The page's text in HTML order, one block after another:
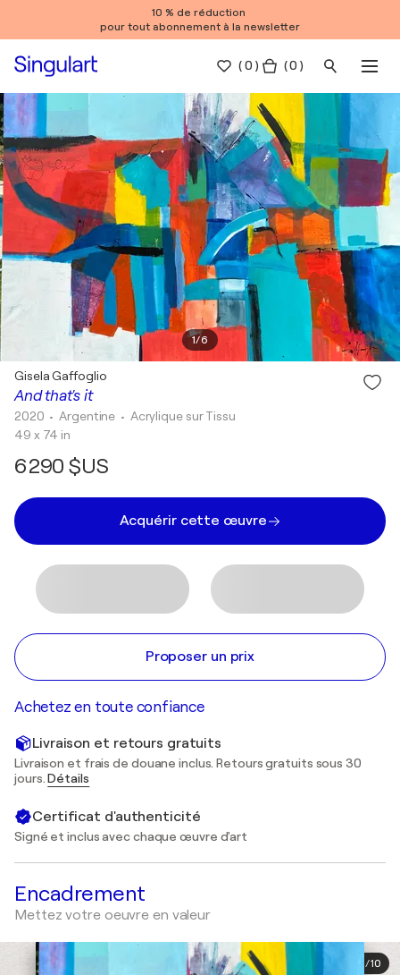
10 % de réduction
pour tout abonnement à la newsletter
(0 ) ( 0 )
1/6
And that's it
Gisela Gaffoglio
2020 • Argentine • Acrylique sur Tissu
49 x 74 in
6 290 $US
Acquérir cette œuvre
Proposer un prix
Achetez en toute confiance
Livraison et retours gratuits
Livraison et frais de douane inclus. Retours gratuits sous 30
jours.Détails
Certificat d'authenticité
Signé et inclus avec chaque œuvre d'art
Encadrement
Mettez votre oeuvre en valeur
1/10